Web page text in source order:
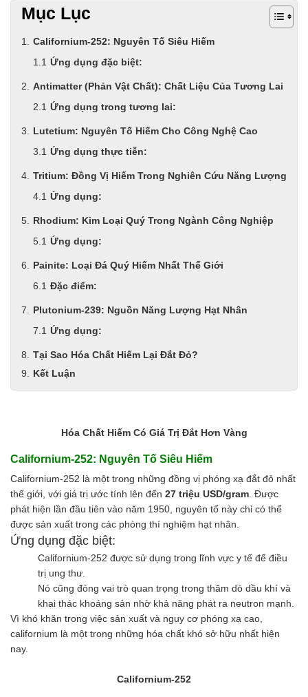
Chất phụ gia nước giải khát
Chất phụ gia xúc xích
Chất phụ gia nước mắm
Chất phụ gia rau củ quả
Chất phụ gia thạch rau câu
Chất phụ gia đậu hũ
HÓA CHẤT TẨY RỬA
Tẩy rửa công nghiệp
Tẩy rửa sinh hoạt
Tẩy rửa ô tô xe máy
Tẩy cáu cặn đường ống
Tẩy rửa khác
HÓA CHẤT THỦY SẢN
Hóa chất xử lý nước
Men đường ruột
Men vi sinh EM gốc
Bổ sung khoáng chất
Bổ gan và giải độc gan
Phòng và trị bệnh
Bổ sung dinh dưỡng tăng trọng
Hấp thụ khí độc Yucca
HÓA CHẤT XỬ LÝ NƯỚC
Xử lý nước sinh hoạt
Xử lý nước thải
Xử lý nước giếng khoan
Pha sơn dầu
Pha sơn tĩnh điện
Dung môi khác
HƯƠNG LIỆU TINH DẦU
HÓA CHẤT CÔNG NGHIỆP
Axit
Hóa chất khác
Kim loại màu
Oxit kim loại
HÓA CHẤT THÍ NGHIỆM
Hóa chất thí nghiệm
Mục Lục
Californium-252: Nguyên Tố Siêu Hiếm
Ứng dụng đặc biệt:
Antimatter (Phản Vật Chất): Chất Liệu Của Tương Lai
Ứng dụng trong tương lai:
Lutetium: Nguyên Tố Hiếm Cho Công Nghệ Cao
Ứng dụng thực tiễn:
Tritium: Đồng Vị Hiếm Trong Nghiên Cứu Năng Lượng
Ứng dụng:
Rhodium: Kim Loại Quý Trong Ngành Công Nghiệp
Ứng dụng:
Painite: Loại Đá Quý Hiếm Nhất Thế Giới
Đặc điểm:
Plutonium-239: Nguồn Năng Lượng Hạt Nhân
Ứng dụng:
Tại Sao Hóa Chất Hiếm Lại Đắt Đỏ?
Kết Luận
Hóa Chất Hiếm Có Giá Trị Đắt Hơn Vàng
Californium-252: Nguyên Tố Siêu Hiếm
Californium-252 là một trong những đồng vị phóng xạ đắt đỏ nhất
thế giới, với giá trị ước tính lên đến 27 triệu USD/gram . Được
phát hiện lần đầu tiên vào năm 1950, nguyên tố này chỉ có thể
được sản xuất trong các phòng thí nghiệm hạt nhân.
Ứng dụng đặc biệt:
Californium-252 được sử dụng trong lĩnh vực y tế để điều
trị ung thư.
Nó cũng đóng vai trò quan trọng trong thăm dò dầu khí và
khai thác khoáng sản nhờ khả năng phát ra neutron mạnh.
Vì khó khăn trong việc sản xuất và nguy cơ phóng xạ cao,
californium là một trong những hóa chất khó sở hữu nhất hiện
nay.
Californium-252